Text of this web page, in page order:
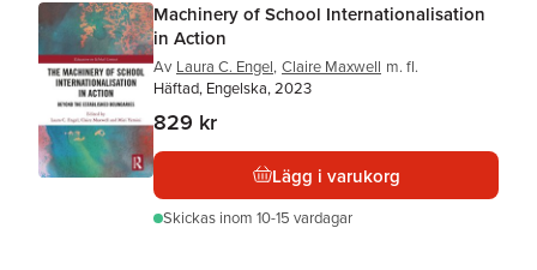
Machinery of School Internationalisation
in Action
Av Laura C. Engel, Claire Maxwell m. fl.
Häftad, Engelska, 2023
829 kr
Lägg i varukorg
Skickas inom 10-15 vardagar